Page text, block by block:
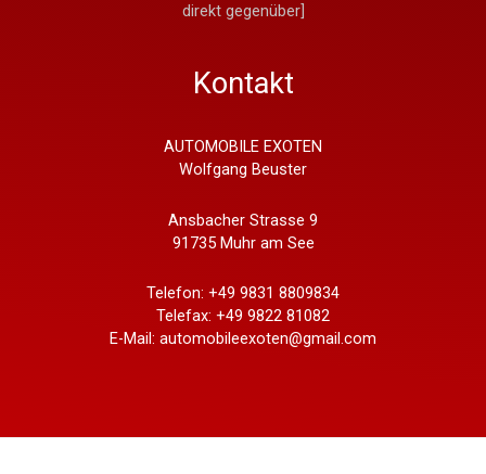
direkt gegenüber]
Kontakt
AUTOMOBILE EXOTEN
Wolfgang Beuster
Ansbacher Strasse 9
91735 Muhr am See
Telefon: +49 9831 8809834
Telefax: +49 9822 81082
E-Mail: automobileexoten@gmail.com